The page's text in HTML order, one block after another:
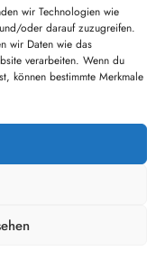
wir Technologien wie
oder darauf zuzugreifen.
wir Daten wie das
verarbeiten. Wenn du
können bestimmte Merkmale